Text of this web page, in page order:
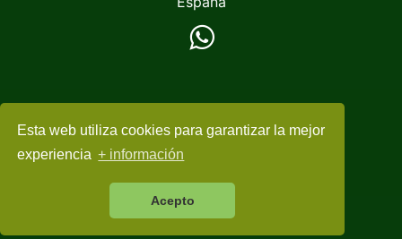
Esta web utiliza cookies para garantizar la mejor
experiencia + información
Acepto
© 2005-2026 EspacioRural.com